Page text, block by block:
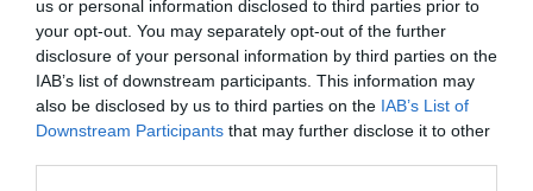
us or personal information disclosed to third parties prior to
your opt-out. You may separately opt-out of the further
disclosure of your personal information by third parties on the
IAB’s list of downstream participants. This information may
also be disclosed by us to third parties on the IAB’s List of
Downstream Participants that may further disclose it to other
los 20.057 puntos, un nuevo récord
Eulogio López
Ceuta. Nuestra Señora de África:
convertir al musulmán